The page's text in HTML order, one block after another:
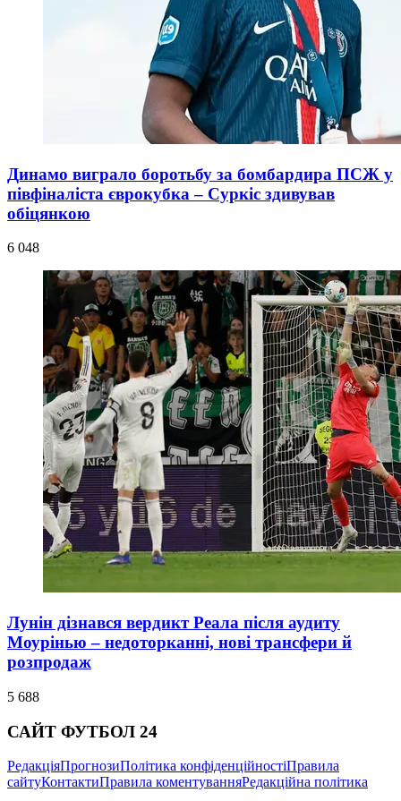
Динамо виграло боротьбу за бомбардира ПСЖ у
півфіналіста єврокубка – Суркіс здивував
обіцянкою
6 048
Лунін дізнався вердикт Реала після аудиту
Моурінью – недоторканні, нові трансфери й
розпродаж
5 688
САЙТ ФУТБОЛ 24
РедакціяПрогнозиПолітика конфіденційностіПравила
сайтуКонтактиПравила коментуванняРедакційна політика